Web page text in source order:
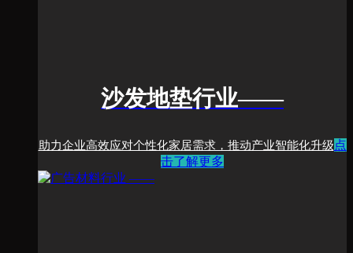
沙发地垫行业——
助力企业高效应对个性化家居需求，推动产业智能化升级点
击了解更多